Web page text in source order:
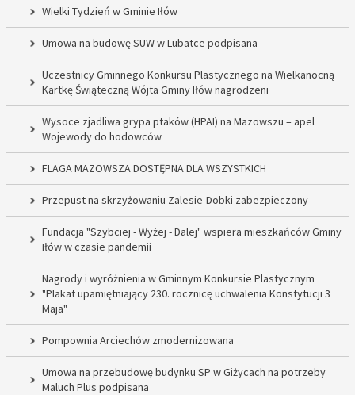
Wielki Tydzień w Gminie Iłów
Umowa na budowę SUW w Lubatce podpisana
Uczestnicy Gminnego Konkursu Plastycznego na Wielkanocną
Kartkę Świąteczną Wójta Gminy Iłów nagrodzeni
Wysoce zjadliwa grypa ptaków (HPAI) na Mazowszu – apel
Wojewody do hodowców
FLAGA MAZOWSZA DOSTĘPNA DLA WSZYSTKICH
Przepust na skrzyżowaniu Zalesie-Dobki zabezpieczony
Fundacja "Szybciej - Wyżej - Dalej" wspiera mieszkańców Gminy
Iłów w czasie pandemii
Nagrody i wyróżnienia w Gminnym Konkursie Plastycznym
"Plakat upamiętniający 230. rocznicę uchwalenia Konstytucji 3
Maja"
Pompownia Arciechów zmodernizowana
Umowa na przebudowę budynku SP w Giżycach na potrzeby
Maluch Plus podpisana